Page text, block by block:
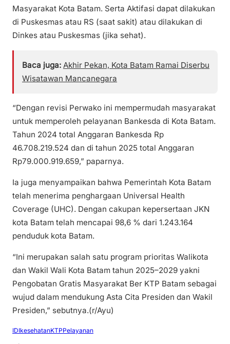
Masyarakat Kota Batam. Serta Aktifasi dapat dilakukan
di Puskesmas atau RS (saat sakit) atau dilakukan di
Dinkes atau Puskesmas (jika sehat).
Baca juga: Akhir Pekan, Kota Batam Ramai Diserbu
Wisatawan Mancanegara
“Dengan revisi Perwako ini mempermudah masyarakat
untuk memperoleh pelayanan Bankesda di Kota Batam.
Tahun 2024 total Anggaran Bankesda Rp
46.708.219.524 dan di tahun 2025 total Anggaran
Rp79.000.919.659,” paparnya.
Ia juga menyampaikan bahwa Pemerintah Kota Batam
telah menerima penghargaan Universal Health
Coverage (UHC). Dengan cakupan kepersertaan JKN
kota Batam telah mencapai 98,6 % dari 1.243.164
penduduk kota Batam.
“Ini merupakan salah satu program prioritas Walikota
dan Wakil Wali Kota Batam tahun 2025–2029 yakni
Pengobatan Gratis Masyarakat Ber KTP Batam sebagai
wujud dalam mendukung Asta Cita Presiden dan Wakil
Presiden,” sebutnya.(r/Ayu)
IDIkesehatanKTPPelayanan